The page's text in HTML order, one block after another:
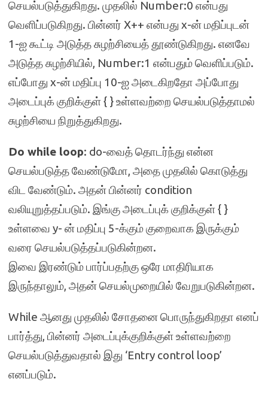
செயல்படுத்துகிறது. முதலில் Number:0 என்பது
வெளிப்படுகிறது. பின்னர் X++ என்பது x-ன் மதிப்புடன்
1-ஐ கூட்டி அடுத்த சுழற்சியைத் தூண்டுகிறது. எனவே
அடுத்த சுழற்சியில், Number:1 என்பதும் வெளிப்படும்.
எப்போது x-ன் மதிப்பு 10-ஐ அடைகிறதோ அப்போது
அடைப்புக் குறிக்குள் { } உள்ளவற்றை செயல்படுத்தாமல்
சுழற்சியை நிறுத்துகிறது.
Do while loop: do-வைத் தொடர்ந்து என்ன
செயல்படுத்த வேண்டுமோ, அதை முதலில் கொடுத்து
விட வேண்டும். அதன் பின்னர் condition
வலியுறுத்தப்படும். இங்கு அடைப்புக் குறிக்குள் { }
உள்ளவை y- ன் மதிப்பு 5-க்கும் குறைவாக இருக்கும்
வரை செயல்படுத்தப்படுகின்றன.
இவை இரண்டும் பார்ப்பதற்கு ஒரே மாதிரியாக
இருந்தாலும், அதன் செயல்முறையில் வேறுபடுகின்றன.
While ஆனது முதலில் சோதனை பொருந்துகிறதா எனப்
பார்த்து, பின்னர் அடைப்புக்குறிக்குள் உள்ளவற்றை
செயல்படுத்துவதால் இது ‘Entry control loop’
எனப்படும்.